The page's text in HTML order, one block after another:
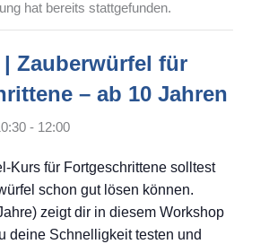
hat bereits stattgefunden.
Zauberwürfel für
– ab 10 Jahren
- 12:00
Kurs für Fortgeschrittene solltest
schon gut lösen können.
zeigt dir in diesem Workshop
deine Schnelligkeit testen und